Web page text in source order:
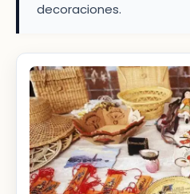
decoraciones.